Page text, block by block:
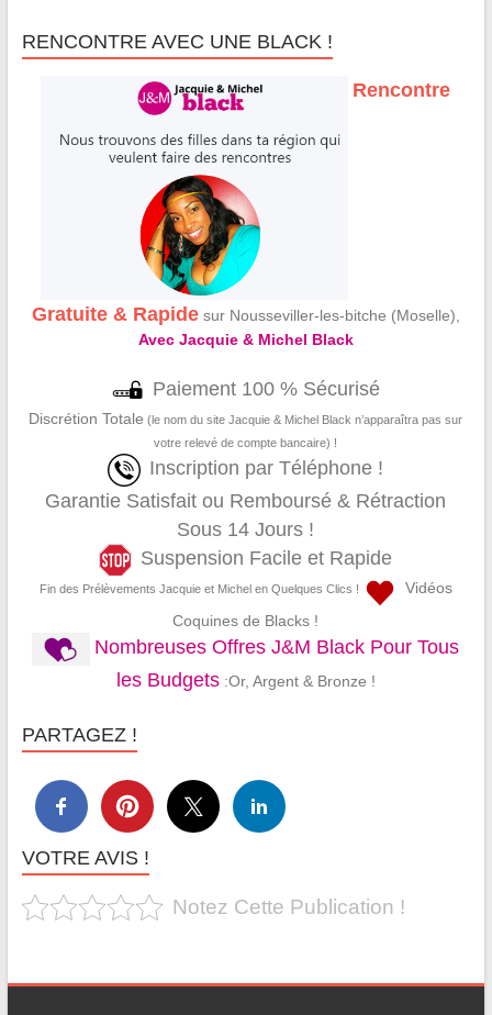
RENCONTRE AVEC UNE BLACK !
Rencontre
Gratuite & Rapidesur Nousseviller-les-bitche (Moselle),
Avec Jacquie & Michel Black
Paiement 100 % Sécurisé
Discrétion Totale (le nom du site Jacquie & Michel Black n’apparaîtra pas sur
votre relevé de compte bancaire) !
Inscription par Téléphone !
Garantie Satisfait ou Remboursé & Rétraction
Sous 14 Jours !
Suspension Facile et Rapide
Fin des Prélèvements Jacquie et Michel en Quelques Clics !
Vidéos
Coquines de Blacks !
Nombreuses Offres J&M Black Pour Tous
les Budgets:Or, Argent & Bronze !
PARTAGEZ !
VOTRE AVIS !
Notez Cette Publication !